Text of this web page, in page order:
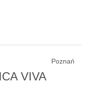
Poznań
VIVA